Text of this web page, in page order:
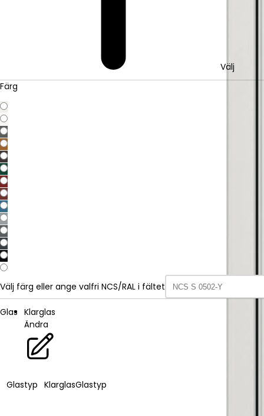
Välj
Färg
Välj färg eller ange valfri NCS/RAL i fältet
Glas
Klarglas
Ändra
Glastyp KlarglasGlastyp